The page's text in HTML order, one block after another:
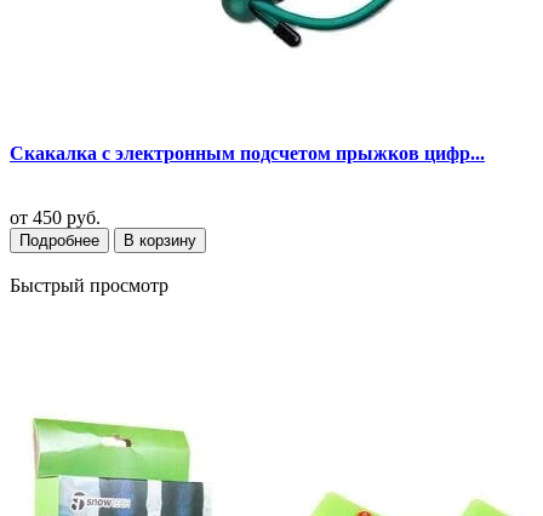
Скакалка с электронным подсчетом прыжков цифр...
от 450 руб.
Подробнее В корзину
Быстрый просмотр